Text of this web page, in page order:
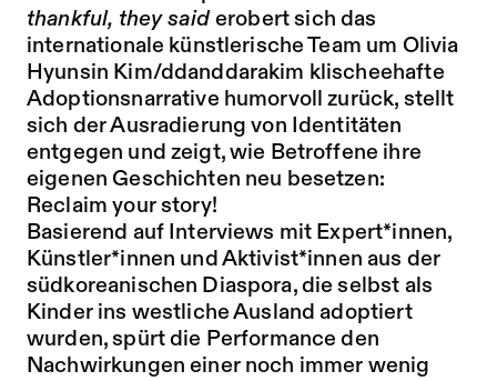
thankful, they said erobert sich das
internationale künstlerische Team um Olivia
Hyunsin Kim/ddanddarakim klischeehafte
Adoptionsnarrative humorvoll zurück, stellt
sich der Ausradierung von Identitäten
entgegen und zeigt, wie Betroffene ihre
eigenen Geschichten neu besetzen:
Reclaim your story!
Basierend auf Interviews mit Expert*innen,
Künstler*innen und Aktivist*innen aus der
südkoreanischen Diaspora, die selbst als
Kinder ins westliche Ausland adoptiert
wurden, spürt die Performance den
Nachwirkungen einer noch immer wenig